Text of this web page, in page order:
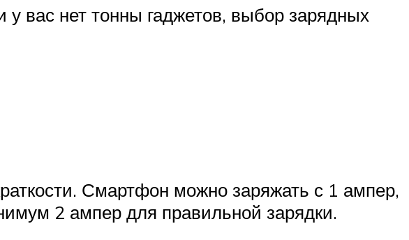
вас нет тонны гаджетов, выбор зарядных
Смартфон можно заряжать с 1 ампер,
2 ампер для правильной зарядки.